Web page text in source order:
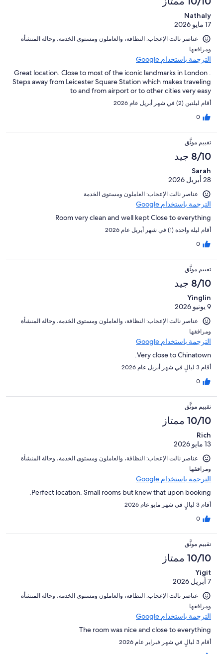
Nathaly
17 مايو 2026
عناصر نالت الإعجاب: ⁦النظافة⁩، و⁦العاملون ومستوى الخدمة⁩، و⁦حالة المنشأة
ومرافقها⁩
الترجمة باستخدام Google
Great location. Close to most of the iconic landmarks in London .
Steps away from Leicester Square Station which makes traveling
to and from airport or to other cities very easy
أقام ليلتين (2) في شهر أبريل عام 2026
0
تقييم موثَّق
8/10 جيد
Sarah
28 أبريل 2026
عناصر نالت الإعجاب: العاملون ومستوى الخدمة
الترجمة باستخدام Google
Room very clean and well kept Close to everything
أقام ليلة واحدة (1) في شهر أبريل عام 2026
0
تقييم موثَّق
8/10 جيد
Yinglin
9 يونيو 2026
عناصر نالت الإعجاب: ⁦النظافة⁩، و⁦العاملون ومستوى الخدمة⁩، و⁦حالة المنشأة
ومرافقها⁩
الترجمة باستخدام Google
Very close to Chinatown.
أقام 3 ليالٍ في شهر أبريل عام 2026
0
تقييم موثَّق
10/10 ممتاز
Rich
13 مايو 2026
عناصر نالت الإعجاب: ⁦النظافة⁩، و⁦العاملون ومستوى الخدمة⁩، و⁦حالة المنشأة
ومرافقها⁩
الترجمة باستخدام Google
Perfect location. Small rooms but knew that upon booking.
أقام 3 ليالٍ في شهر مايو عام 2026
0
تقييم موثَّق
10/10 ممتاز
Yigit
7 أبريل 2026
عناصر نالت الإعجاب: ⁦النظافة⁩، و⁦العاملون ومستوى الخدمة⁩، و⁦حالة المنشأة
ومرافقها⁩
الترجمة باستخدام Google
The room was nice and close to everything
أقام 3 ليالٍ في شهر فبراير عام 2026